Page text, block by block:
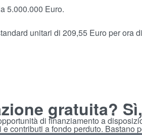
5.000.000 Euro.
unitari di 209,55 Euro per ora
gratuita?
di finanziamento a
contributi a fondo perduto.